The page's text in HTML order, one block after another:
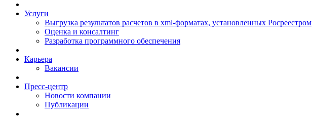
Услуги
Выгрузка результатов расчетов в xml-форматах, установленных Росреестром
Оценка и консалтинг
Разработка программного обеспечения
Карьера
Вакансии
Пресс-центр
Новости компании
Публикации